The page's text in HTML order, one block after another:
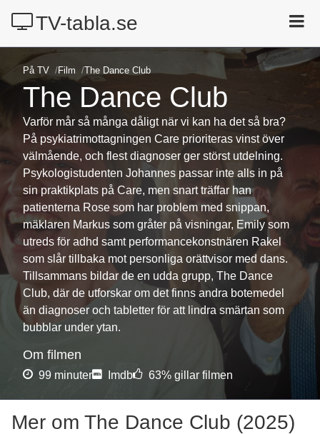
TV-tabla.se
Idag på TV
Radio
Kanaler
Film
Sport
Streaming
Sök
På TV Film The Dance Club
The Dance Club
Varför mår så många dåligt när vi kan ha det så bra?
På psykiatrimottagningen Care prioriteras vinst över
välmående, och flest diagnoser ger störst utdelning.
Psykologistudenten Johannes passar inte alls in på
sin praktikplats på Care, men snart träffar han
patienterna Rose som har problem med snippan,
mäklaren Markus som gråter på visningar, Emily som
utreds för adhd samt performancekonstnären Rakel
som slår tillbaka mot personliga orättvisor med dans.
Tillsammans bildar de en udda grupp, The Dance
Club, där de utforskar om det finns andra botemedel
än diagnoser och tabletter för att lindra smärtan som
bubblar under ytan.
Om filmen
99 minuter Imdb 63% gillar filmen
Mer om The Dance Club (2025)